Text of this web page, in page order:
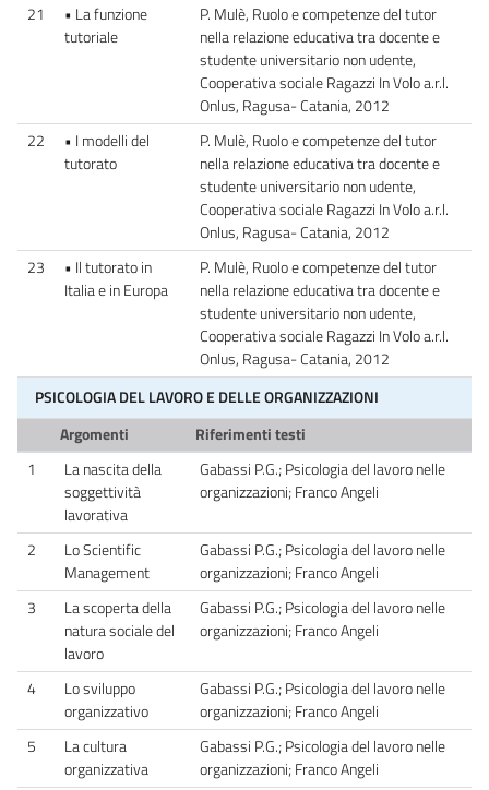
21
• La funzione
tutoriale
P. Mulè, Ruolo e competenze del tutor
nella relazione educativa tra docente e
studente universitario non udente,
Cooperativa sociale Ragazzi In Volo a.r.l.
Onlus, Ragusa- Catania, 2012
22
• I modelli del
tutorato
P. Mulè, Ruolo e competenze del tutor
nella relazione educativa tra docente e
studente universitario non udente,
Cooperativa sociale Ragazzi In Volo a.r.l.
Onlus, Ragusa- Catania, 2012
23
• Il tutorato in
Italia e in Europa
P. Mulè, Ruolo e competenze del tutor
nella relazione educativa tra docente e
studente universitario non udente,
Cooperativa sociale Ragazzi In Volo a.r.l.
Onlus, Ragusa- Catania, 2012
PSICOLOGIA DEL LAVORO E DELLE ORGANIZZAZIONI
Argomenti
Riferimenti testi
1
La nascita della
soggettività
lavorativa
Gabassi P.G.; Psicologia del lavoro nelle
organizzazioni; Franco Angeli
2
Lo Scientific
Management
Gabassi P.G.; Psicologia del lavoro nelle
organizzazioni; Franco Angeli
3
La scoperta della
natura sociale del
lavoro
Gabassi P.G.; Psicologia del lavoro nelle
organizzazioni; Franco Angeli
4
Lo sviluppo
organizzativo
Gabassi P.G.; Psicologia del lavoro nelle
organizzazioni; Franco Angeli
5
La cultura
organizzativa
Gabassi P.G.; Psicologia del lavoro nelle
organizzazioni; Franco Angeli